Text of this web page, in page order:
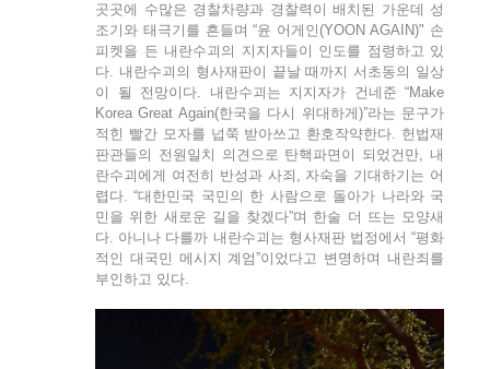
곳곳에 수많은 경찰차량과 경찰력이 배치된 가운데 성
조기와 태극기를 흔들며 “윤 어게인(YOON AGAIN)" 손
피켓을 든 내란수괴의 지지자들이 인도를 점령하고 있
다. 내란수괴의 형사재판이 끝날 때까지 서초동의 일상
이 될 전망이다. 내란수괴는 지지자가 건네준 “Make
Korea Great Again(한국을 다시 위대하게)”라는 문구가
적힌 빨간 모자를 넙쭉 받아쓰고 환호작약한다. 헌법재
판관들의 전원일치 의견으로 탄핵파면이 되었건만, 내
란수괴에게 여전히 반성과 사죄, 자숙을 기대하기는 어
렵다. “대한민국 국민의 한 사람으로 돌아가 나라와 국
민을 위한 새로운 길을 찾겠다”며 한술 더 뜨는 모양새
다. 아니나 다를까 내란수괴는 형사재판 법정에서 “평화
적인 대국민 메시지 계엄”이었다고 변명하며 내란죄를
부인하고 있다.